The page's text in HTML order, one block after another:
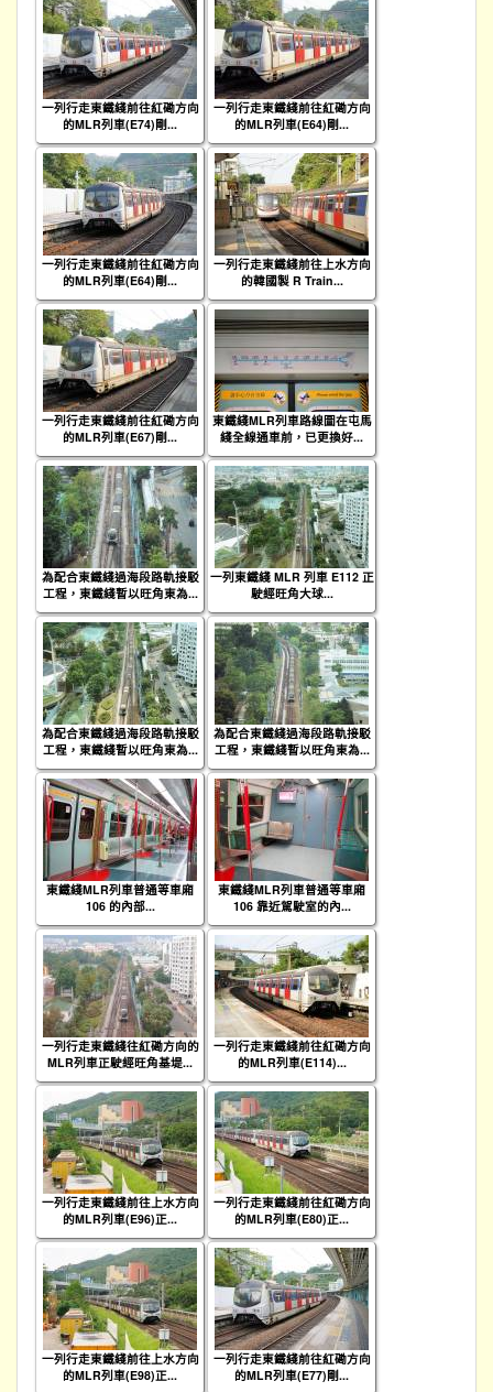
一列行走東鐵綫前往紅磡方向
的MLR列車(E74)剛...
一列行走東鐵綫前往紅磡方向
的MLR列車(E64)剛...
一列行走東鐵綫前往紅磡方向
的MLR列車(E64)剛...
一列行走東鐵綫前往上水方向
的韓國製 R Train...
一列行走東鐵綫前往紅磡方向
的MLR列車(E67)剛...
東鐵綫MLR列車路線圖在屯馬
綫全線通車前，已更換好...
為配合東鐵綫過海段路軌接駁
工程，東鐵綫暫以旺角東為...
一列東鐵綫 MLR 列車 E112 正
駛經旺角大球...
為配合東鐵綫過海段路軌接駁
工程，東鐵綫暫以旺角東為...
為配合東鐵綫過海段路軌接駁
工程，東鐵綫暫以旺角東為...
東鐵綫MLR列車普通等車廂
106 的內部...
東鐵綫MLR列車普通等車廂
106 靠近駕駛室的內...
一列行走東鐵綫往紅磡方向的
MLR列車正駛經旺角基堤...
一列行走東鐵綫前往紅磡方向
的MLR列車(E114)...
一列行走東鐵綫前往上水方向
的MLR列車(E96)正...
一列行走東鐵綫前往紅磡方向
的MLR列車(E80)正...
一列行走東鐵綫前往上水方向
的MLR列車(E98)正...
一列行走東鐵綫前往紅磡方向
的MLR列車(E77)剛...